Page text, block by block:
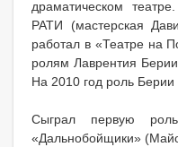
драматическом
РАТИ (мастерская
работал в «Театре на
ролям Лаврентия
На 2010 год роль
Сыграл первую
«Дальнобойщики»